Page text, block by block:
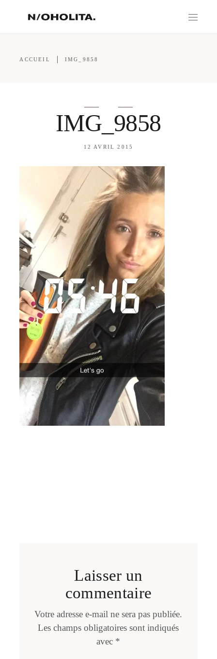
ACCUEIL IMG_9858
IMG_9858
12 AVRIL 2015
Laisser un
commentaire
Votre adresse e-mail ne sera pas publiée.
Les champs obligatoires sont indiqués
avec *